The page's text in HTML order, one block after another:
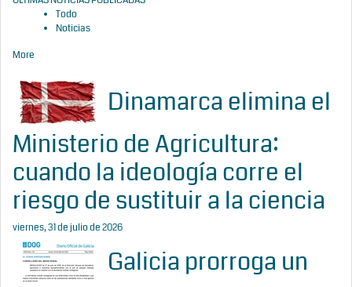
Todo
Noticias
More
Dinamarca elimina el
Ministerio de Agricultura:
cuando la ideología corre el
riesgo de sustituir a la ciencia
viernes, 31 de julio de 2026
Galicia prorroga un